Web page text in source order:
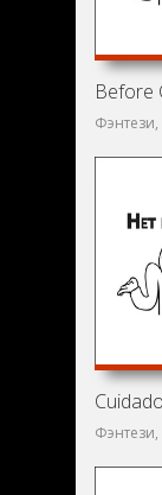
Фэнтези,
Фэнтези,